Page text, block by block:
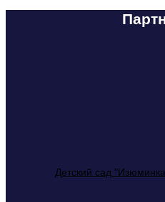
Детский сад